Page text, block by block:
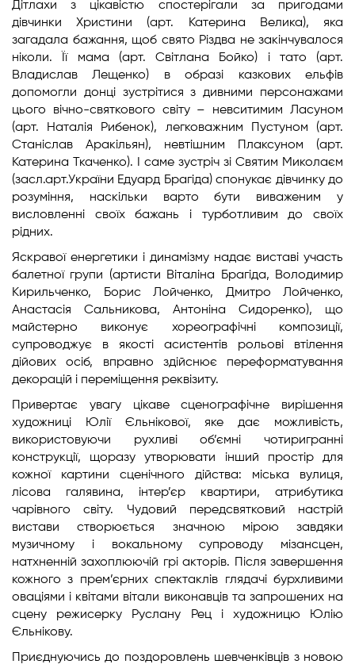
Дітлахи з цікавістю спостерігали за пригодами
дівчинки Христини (арт. Катерина Велика), яка
загадала бажання, щоб свято Різдва не закінчувалося
ніколи. Її мама (арт. Світлана Бойко) і тато (арт.
Владислав Лещенко) в образі казкових ельфів
допомогли донці зустрітися з дивними персонажами
цього вічно-святкового світу – невситимим Ласуном
(арт. Наталія Рибенок), легковажним Пустуном (арт.
Станіслав Аракільян), невтішним Плаксуном (арт.
Катерина Ткаченко). І саме зустріч зі Святим Миколаєм
(засл.арт.України Едуард Брагіда) спонукає дівчинку до
розуміння, наскільки варто бути виваженим у
висловленні своїх бажань і турботливим до своїх
рідних.
Яскравої енергетики і динамізму надає виставі участь
балетної групи (артисти Віталіна Брагіда, Володимир
Кирильченко, Борис Лойченко, Дмитро Лойченко,
Анастасія Сальникова, Антоніна Сидоренко), що
майстерно виконує хореографічні композиції,
супроводжує в якості асистентів рольові втілення
дійових осіб, вправно здійснює переформатування
декорацій і переміщення реквізиту.
Привертає увагу цікаве сценографічне вирішення
художниці Юлії Єльнікової, яке дає можливість,
використовуючи рухливі об’ємні чотиригранні
конструкції, щоразу утворювати інший простір для
кожної картини сценічного дійства: міська вулиця,
лісова галявина, інтер’єр квартири, атрибутика
чарівного світу. Чудовий передсвятковий настрій
вистави створюється значною мірою завдяки
музичному і вокальному супроводу мізансцен,
натхненній захоплюючій грі акторів. Після завершення
кожного з прем’єрних спектаклів глядачі бурхливими
оваціями і квітами вітали виконавців та запрошених на
сцену режисерку Руслану Рец і художницю Юлію
Єльнікову.
Приєднуючись до поздоровлень шевченківців з новою